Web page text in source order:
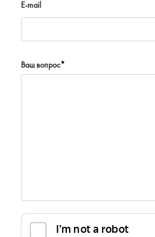
E-mail
Ваш вопрос*